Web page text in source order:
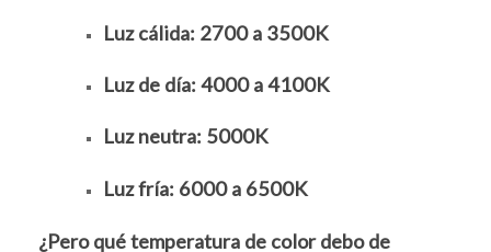
Luz cálida: 2700 a 3500K
Luz de día: 4000 a 4100K
Luz neutra: 5000K
Luz fría: 6000 a 6500K
¿Pero qué temperatura de color debo de